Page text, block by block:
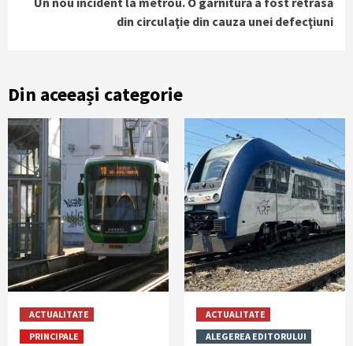
din circulaţie din cauza unei defecţiuni
Din aceeași categorie
ACTUALITATE
PRINCIPALE
ACTUALITATE
ALEGEREA EDITORULUI